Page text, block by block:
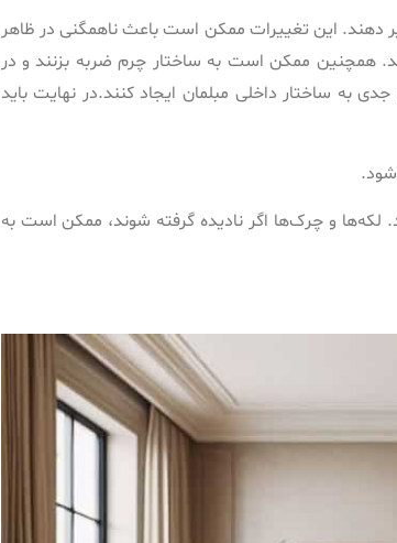
دهند. این تغییرات ممکن است باعث ناهمگنی در ظاهر
همچنین ممکن است به ساختار چرم ضربه بزنند و در
ساختار داخلی مبلمان ایجاد کنند.در نهایت باید
لکه‌ها و چرک‌ها اگر نادیده گرفته شوند، ممکن است به